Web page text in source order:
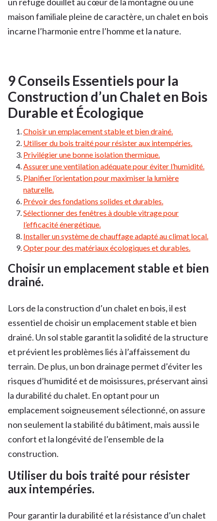
maison familiale pleine de caractère, un chalet en bois
incarne l’harmonie entre l’homme et la nature.
9 Conseils Essentiels pour la
Construction d’un Chalet en Bois
Durable et Écologique
Choisir un emplacement stable et bien drainé.
Utiliser du bois traité pour résister aux intempéries.
Privilégier une bonne isolation thermique.
Assurer une ventilation adéquate pour éviter l’humidité.
Planifier l’orientation pour maximiser la lumière
naturelle.
Prévoir des fondations solides et durables.
Sélectionner des fenêtres à double vitrage pour
l’efficacité énergétique.
Installer un système de chauffage adapté au climat local.
Opter pour des matériaux écologiques et durables.
Choisir un emplacement stable et bien
drainé.
Lors de la construction d’un chalet en bois, il est
essentiel de choisir un emplacement stable et bien
drainé. Un sol stable garantit la solidité de la structure
et prévient les problèmes liés à l’affaissement du
terrain. De plus, un bon drainage permet d’éviter les
risques d’humidité et de moisissures, préservant ainsi
la durabilité du chalet. En optant pour un
emplacement soigneusement sélectionné, on assure
non seulement la stabilité du bâtiment, mais aussi le
confort et la longévité de l’ensemble de la
construction.
Utiliser du bois traité pour résister
aux intempéries.
Pour garantir la durabilité et la résistance d’un chalet